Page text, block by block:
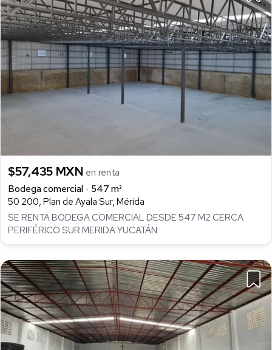
$57,435 MXN en renta
Bodega comercial
547 m²
50 200, Plan de Ayala Sur, Mérida
SE RENTA BODEGA COMERCIAL DESDE 547 M2 CERCA
PERIFÉRICO SUR MERIDA YUCATÁN